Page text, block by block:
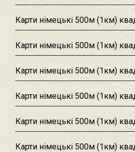
Карти німецькі 500м (1км)
Карти німецькі 500м (1км)
Карти німецькі 500м (1км)
Карти німецькі 500м (1км)
Карти німецькі 500м (1км)
Карти німецькі 500м (1км)